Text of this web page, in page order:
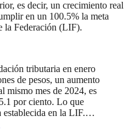
es decir, un crecimiento real
en un 100.5% la meta
la Federación (LIF).
tributaria en enero
de pesos, un aumento
mismo mes de 2024, es
por ciento. Lo que
establecida en la LIF.…